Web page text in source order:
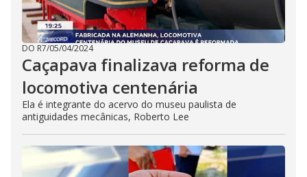
DO R7/05/04/2024
Caçapava finalizava reforma de
locomotiva centenária
Ela é integrante do acervo do museu paulista de
antiguidades mecânicas, Roberto Lee